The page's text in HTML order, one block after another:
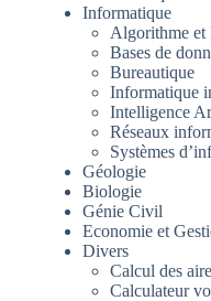
Informatique
Algorithme et
Bases de
Bureautique
Informatique
Intelligence
Réseaux
Systèmes
Géologie
Biologie
Génie Civil
Economie et
Divers
Calcul des
Calculateur